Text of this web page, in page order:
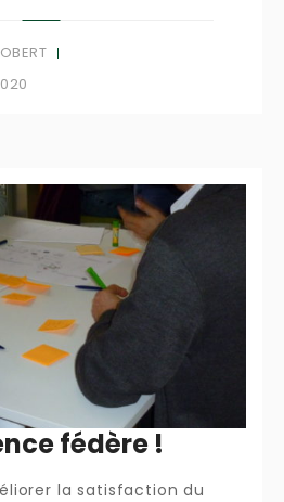
fédère !
la satisfaction du